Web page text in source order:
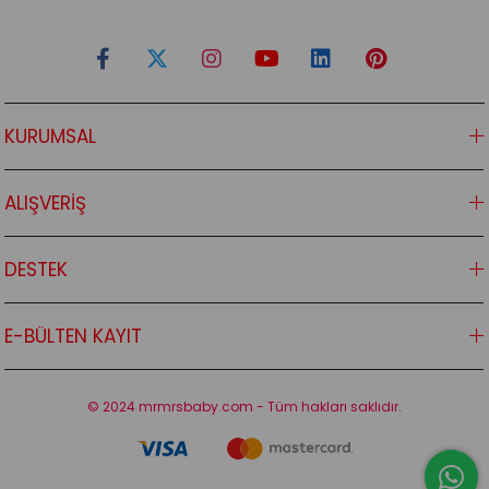
KURUMSAL
ALIŞVERİŞ
DESTEK
E-BÜLTEN KAYIT
© 2024 mrmrsbaby.com - Tüm hakları saklıdır.